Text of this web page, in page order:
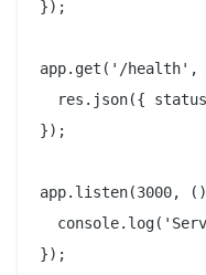
});
app.get('/health',
res.json({
});
app.listen(3000,